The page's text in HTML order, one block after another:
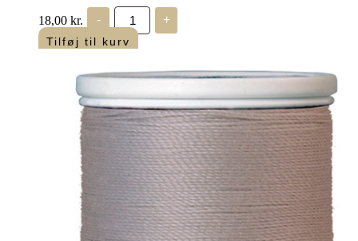
18,00 kr. -
Gütermann
Ritråd
-
gul
200
antal
+
Tilføj til kurv